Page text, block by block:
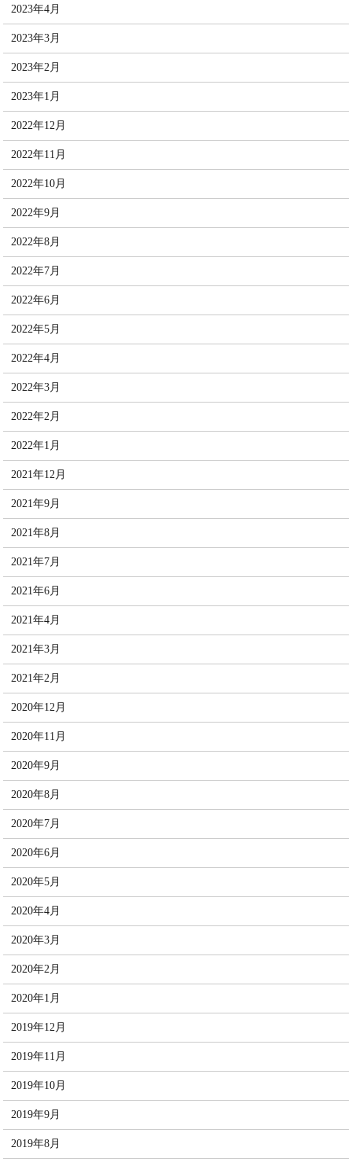
2023年4月
2023年3月
2023年2月
2023年1月
2022年12月
2022年11月
2022年10月
2022年9月
2022年8月
2022年7月
2022年6月
2022年5月
2022年4月
2022年3月
2022年2月
2022年1月
2021年12月
2021年9月
2021年8月
2021年7月
2021年6月
2021年4月
2021年3月
2021年2月
2020年12月
2020年11月
2020年9月
2020年8月
2020年7月
2020年6月
2020年5月
2020年4月
2020年3月
2020年2月
2020年1月
2019年12月
2019年11月
2019年10月
2019年9月
2019年8月